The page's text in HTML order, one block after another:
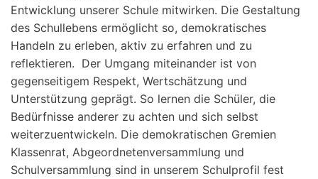
Entwicklung unserer Schule mitwirken. Die Gestaltung
des Schullebens ermöglicht so, demokratisches
Handeln zu erleben, aktiv zu erfahren und zu
reflektieren. Der Umgang miteinander ist von
gegenseitigem Respekt, Wertschätzung und
Unterstützung geprägt. So lernen die Schüler, die
Bedürfnisse anderer zu achten und sich selbst
weiterzuentwickeln. Die demokratischen Gremien
Klassenrat, Abgeordnetenversammlung und
Schulversammlung sind in unserem Schulprofil fest